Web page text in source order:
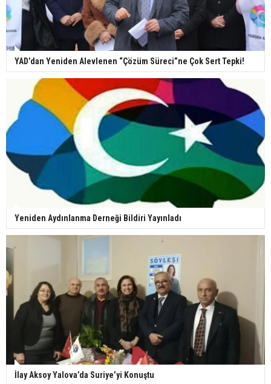
YAD’dan Yeniden Alevlenen “Çözüm Süreci”ne Çok Sert Tepki!
Yeniden Aydınlanma Derneği Bildiri Yayınladı
İlay Aksoy Yalova’da Suriye’yi Konuştu